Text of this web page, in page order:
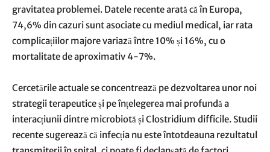
gravitatea problemei. Datele recente arată că în Europa,
74,6% din cazuri sunt asociate cu mediul medical, iar rata
complicațiilor majore variază între 10% și 16%, cu o
mortalitate de aproximativ 4-7%.
Cercetările actuale se concentrează pe dezvoltarea unor noi
strategii terapeutice și pe înțelegerea mai profundă a
interacțiunii dintre microbiotă și Clostridium difficile. Studii
recente sugerează că infecția nu este întotdeauna rezultatul